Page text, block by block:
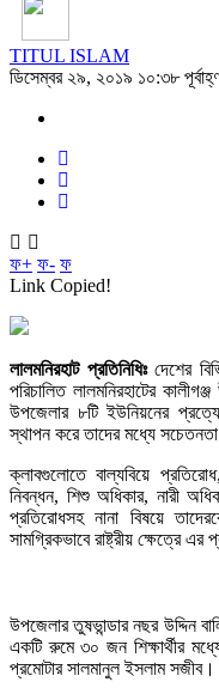
TITUL ISLAM
ডিসেম্বর ২৯, ২০১৯ ১০:৩৮
ফ+ ফ- ফ
Link Copied!
লালমনিরহাট প্রতিনিধিঃদেশের
পরিচালিত লালমনিরহাটের
উপজেলার ৮টি ইউনিয়নের
স্থাপন করে তাদের মধ্যে সচেতনতা
ক্লাবগুলোতে বাল্যবিয়ে
নিবন্ধন, শিশু অধিকার, নারী
প্রতিরোধসহ নানা বিষয়ে
সামগ্রিকভাবে রাষ্ট্রীয় ক্ষেত্রে এর
উপজেলার তুষভান্ডার নছর উদ্দিন
একটি রুমে ৩০ জন শিক্ষার্থীর
প্রমোটার সালমানুল ইসলাম সজীব।